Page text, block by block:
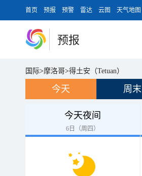
首页 预报 预警 雷达 云图 天气地图
预报
国际>摩洛哥>得土安（Tetuan）
今天 周末
今天夜间
6日（周四）